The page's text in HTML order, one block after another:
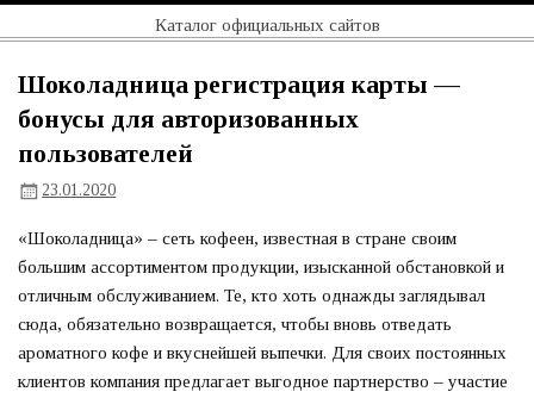
Перейти
содержимому
Официальный
Каталог официальных сайтов
Шоколадница регистрация карты —
бонусы для авторизованных
пользователей
23.01.2020
«Шоколадница» – сеть кофеен, известная в стране своим
большим ассортиментом продукции, изысканной обстановкой и
отличным обслуживанием. Те, кто хоть однажды заглядывал
сюда, обязательно возвращается, чтобы вновь отведать
ароматного кофе и вкуснейшей выпечки. Для своих постоянных
клиентов компания предлагает выгодное партнерство – участие